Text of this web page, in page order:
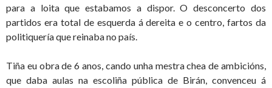
para a loita que estabamos a dispor. O desconcerto dos
partidos era total de esquerda á dereita e o centro, fartos da
politiquería que reinaba no país.
Tiña eu obra de 6 anos, cando unha mestra chea de ambicións,
que daba aulas na escoliña pública de Birán, convenceu á